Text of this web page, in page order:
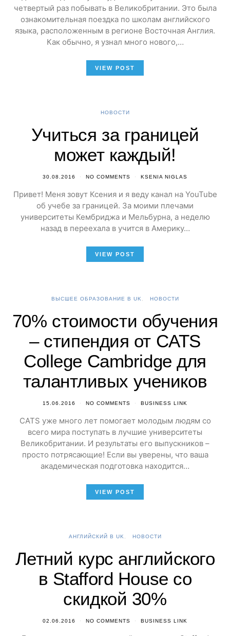
четвертый раз побывать в Великобритании. Это была
ознакомительная поездка по школам английского
языка, расположенным в регионе Восточная Англия.
Как обычно, я узнал много нового,…
VIEW POST
НОВОСТИ
Учиться за границей
может каждый!
30.08.2016 NO COMMENTS KSENIA NIGLAS
Привет! Меня зовут Ксения и я веду канал на YouTube
об учебе за границей. За моими плечами
университеты Кембриджа и Мельбурна, а неделю
назад в переехала в учится в Америку…
VIEW POST
ВЫСШЕЕ ОБРАЗОВАНИЕ В UK НОВОСТИ
70% стоимости обучения
– стипендия от CATS
College Cambridge для
талантливых учеников
15.06.2016 NO COMMENTS BUSINESS LINK
CATS уже много лет помогает молодым людям со
всего мира поступать в лучшие университеты
Великобритании. И результаты его выпускников –
просто потрясающие! Если вы уверены, что ваша
академическая подготовка находится…
VIEW POST
АНГЛИЙСКИЙ В UK НОВОСТИ
Летний курс английского
в Stafford House со
скидкой 30%
02.06.2016 NO COMMENTS BUSINESS LINK